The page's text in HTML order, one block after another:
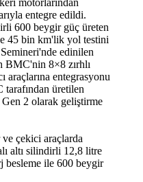
entegre edildi.
600 beygir güç üreten
45 bin km'lik yol testini
edinilen
8×8 zırhlı
araçlarına entegrasyonu
üretilen
2 olarak geliştirme
çekici araçlarda
altı silindirli 12,8 litre
besleme ile 600 beygir